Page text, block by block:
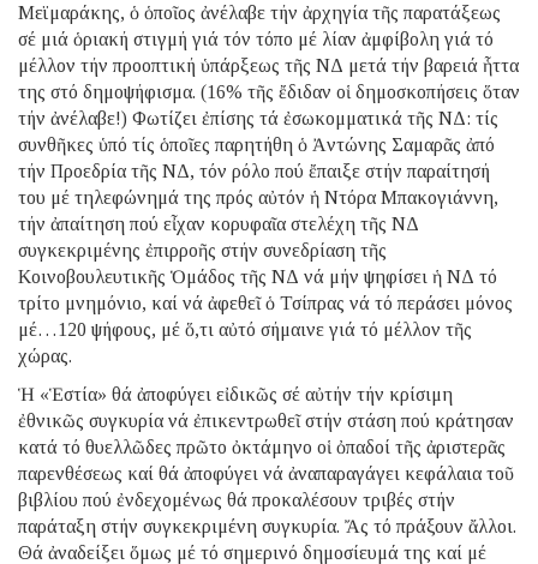
Μεϊμαράκης, ὁ ὁποῖος ἀνέλαβε τήν ἀρχηγία τῆς παρατάξεως
σέ μιά ὁριακή στιγμή γιά τόν τόπο μέ λίαν ἀμφίβολη γιά τό
μέλλον τήν προοπτική ὑπάρξεως τῆς ΝΔ μετά τήν βαρειά ἧττα
της στό δημοψήφισμα. (16% τῆς ἔδιδαν οἱ δημοσκοπήσεις ὅταν
τήν ἀνέλαβε!) Φωτίζει ἐπίσης τά ἐσωκομματικά τῆς ΝΔ: τίς
συνθῆκες ὑπό τίς ὁποῖες παρητήθη ὁ Ἀντώνης Σαμαρᾶς ἀπό
τήν Προεδρία τῆς ΝΔ, τόν ρόλο πού ἔπαιξε στήν παραίτησή
του μέ τηλεφώνημά της πρός αὐτόν ἡ Ντόρα Μπακογιάννη,
τήν ἀπαίτηση πού εἶχαν κορυφαῖα στελέχη τῆς ΝΔ
συγκεκριμένης ἐπιρροῆς στήν συνεδρίαση τῆς
Κοινοβουλευτικῆς Ὁμάδος τῆς ΝΔ νά μήν ψηφίσει ἡ ΝΔ τό
τρίτο μνημόνιο, καί νά ἀφεθεῖ ὁ Τσίπρας νά τό περάσει μόνος
μέ…120 ψήφους, μέ ὅ,τι αὐτό σήμαινε γιά τό μέλλον τῆς
χώρας.
Ἡ «Ἑστία» θά ἀποφύγει εἰδικῶς σέ αὐτήν τήν κρίσιμη
ἐθνικῶς συγκυρία νά ἐπικεντρωθεῖ στήν στάση πού κράτησαν
κατά τό θυελλῶδες πρῶτο ὀκτάμηνο οἱ ὀπαδοί τῆς ἀριστερᾶς
παρενθέσεως καί θά ἀποφύγει νά ἀναπαραγάγει κεφάλαια τοῦ
βιβλίου πού ἐνδεχομένως θά προκαλέσουν τριβές στήν
παράταξη στήν συγκεκριμένη συγκυρία. Ἄς τό πράξουν ἄλλοι.
Θά ἀναδείξει ὅμως μέ τό σημερινό δημοσίευμά της καί μέ